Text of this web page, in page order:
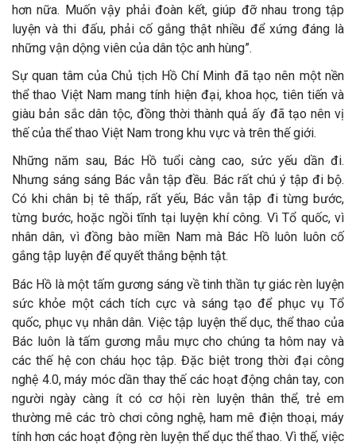
hơn nữa. Muốn vậy phải đoàn kết, giúp đỡ nhau trong tập
luyện và thi đấu, phải cố gắng thật nhiều để xứng đáng là
những vận dộng viên của dân tộc anh hùng”.
Sự quan tâm của Chủ tịch Hồ Chí Minh đã tạo nên một nền
thể thao Việt Nam mang tính hiện đại, khoa học, tiên tiến và
giàu bản sắc dân tộc, đồng thời thành quả ấy đã tạo nên vị
thế của thể thao Việt Nam trong khu vực và trên thế giới.
Những năm sau, Bác Hồ tuổi càng cao, sức yếu dần đi.
Nhưng sáng sáng Bác vẫn tập đều. Bác rất chú ý tập đi bộ.
Có khi chân bị tê thấp, rất yếu, Bác vẫn tập đi từng bước,
từng bước, hoặc ngồi tĩnh tại luyện khí công. Vì Tổ quốc, vì
nhân dân, vì đồng bào miền Nam mà Bác Hồ luôn luôn cố
gắng tập luyện để quyết thắng bệnh tật.
Bác Hồ là một tấm gương sáng về tinh thần tự giác rèn luyện
sức khỏe một cách tích cực và sáng tạo để phục vụ Tổ
quốc, phục vụ nhân dân. Việc tập luyện thể dục, thể thao của
Bác luôn là tấm gương mẫu mực cho chúng ta hôm nay và
các thế hệ con cháu học tập. Đặc biệt trong thời đại công
nghệ 4.0, máy móc dần thay thế các hoạt động chân tay, con
người ngày càng ít có cơ hội rèn luyện thân thể, trẻ em
thường mê các trò chơi công nghệ, ham mê điện thoại, máy
tính hơn các hoạt động rèn luyện thể dục thể thao. Vì thế, việc